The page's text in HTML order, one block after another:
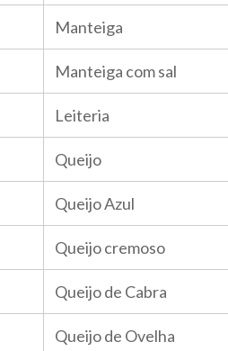
Manteiga
Manteiga com sal
Leiteria
Queijo
Queijo Azul
Queijo cremoso
Queijo de Cabra
Queijo de Ovelha